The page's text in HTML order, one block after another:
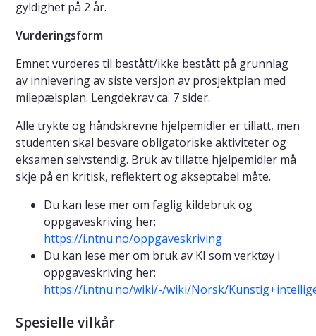
gyldighet på 2 år.
Vurderingsform
Emnet vurderes til bestått/ikke bestått på grunnlag
av innlevering av siste versjon av prosjektplan med
milepælsplan. Lengdekrav ca. 7 sider.
Alle trykte og håndskrevne hjelpemidler er tillatt, men
studenten skal besvare obligatoriske aktiviteter og
eksamen selvstendig. Bruk av tillatte hjelpemidler må
skje på en kritisk, reflektert og akseptabel måte.
Du kan lese mer om faglig kildebruk og
oppgaveskriving her:
https://i.ntnu.no/oppgaveskriving
Du kan lese mer om bruk av KI som verktøy i
oppgaveskriving her:
https://i.ntnu.no/wiki/-/wiki/Norsk/
Spesielle vilkår